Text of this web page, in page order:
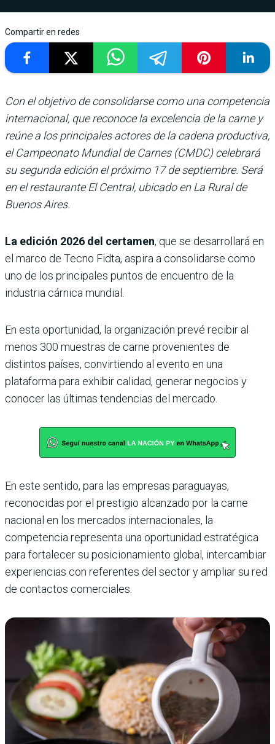
Compartir en redes
Con el objetivo de consolidarse como una competencia
internacional, que reconoce la excelencia de la carne y
reúne a los principales actores de la cadena productiva,
el Campeonato Mundial de Carnes (CMDC) celebrará
su segunda edición el próximo 17 de septiembre. Será
en el restaurante El Central, ubicado en La Rural de
Buenos Aires.
La edición 2026 del certamen, que se desarrollará en
el marco de Tecno Fidta, aspira a consolidarse como
uno de los principales puntos de encuentro de la
industria cárnica mundial.
En esta oportunidad, la organización prevé recibir al
menos 300 muestras de carne provenientes de
distintos países, convirtiendo al evento en una
plataforma para exhibir calidad, generar negocios y
conocer las últimas tendencias del mercado.
En este sentido, para las empresas paraguayas,
reconocidas por el prestigio alcanzado por la carne
nacional en los mercados internacionales, la
competencia representa una oportunidad estratégica
para fortalecer su posicionamiento global, intercambiar
experiencias con referentes del sector y ampliar su red
de contactos comerciales.